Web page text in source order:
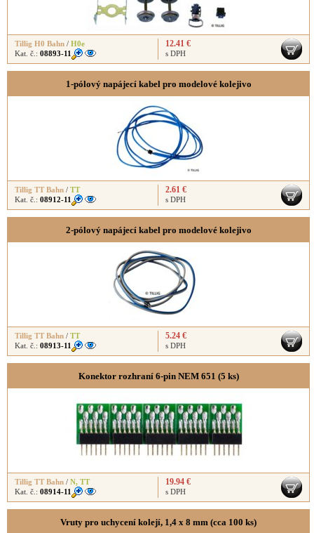
Tillig H0 Bahn / H0e
Kat. č.: 08893-11
12.41 €
s DPH
1-pólový napájecí kabel pro modelové kolejivo
Tillig TT Bahn / TT
Kat. č.: 08912-11
2.61 €
s DPH
2-pólový napájecí kabel pro modelové kolejivo
Tillig TT Bahn / TT
Kat. č.: 08913-11
5.24 €
s DPH
Konektor rozhraní 6-pin NEM 651 (5 ks)
Tillig TT Bahn / N, TT
Kat. č.: 08914-11
19.94 €
s DPH
Vruty pro uchycení kolejí, 1,4 x 8 mm (cca 100 ks)